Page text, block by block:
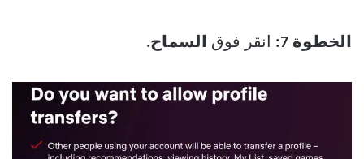
الخطوة 7: انقر فوق السماح.